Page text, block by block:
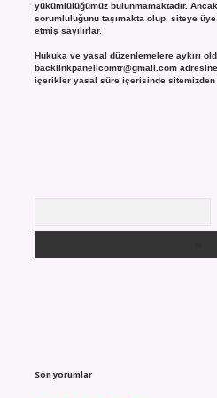
yükümlülüğümüz bulunmamaktadır.
sorumluluğunu taşımakta olup, siteye
etmiş sayılırlar.
Hukuka ve yasal düzenlemelere aykırı
backlinkpanelicomtr@gmail.com
içerikler yasal süre içerisinde sitemizden
Son yorumlar